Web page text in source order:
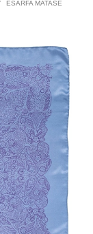
ESARFA MATASE